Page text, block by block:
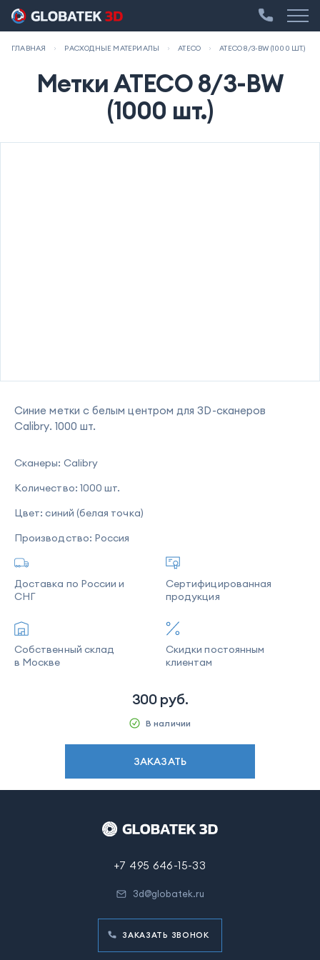
ГЛАВНАЯ РАСХОДНЫЕ МАТЕРИАЛЫ ATECO ATECO 8/3-BW (1000 ШТ.)
Метки ATECO 8/3-BW
(1000 шт.)
Синие метки с белым центром для 3D-сканеров
Calibry. 1000 шт.
Сканеры: Calibry
Количество: 1000 шт.
Цвет: синий (белая точка)
Производство: Россия
Доставка по России и
СНГ
Сертифицированная
продукция
Собственный склад
в Москве
Скидки постоянным
клиентам
300руб.
В наличии
ЗАКАЗАТЬ
+7 495 646-15-33
3d@globatek.ru
ЗАКАЗАТЬ ЗВОНОК